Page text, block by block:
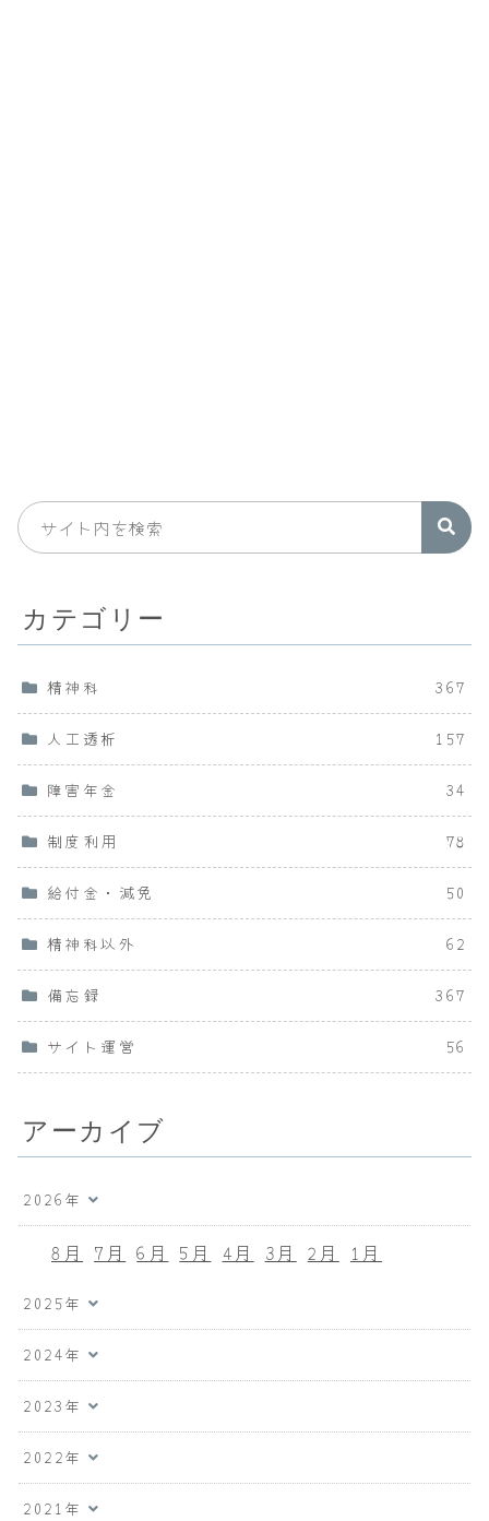
カテゴリー
精神科 367
人工透析 157
障害年金 34
制度利用 78
給付金・減免 50
精神科以外 62
備忘録 367
サイト運営 56
アーカイブ
2026年
8月 7月 6月 5月 4月 3月 2月 1月
2025年
2024年
2023年
2022年
2021年